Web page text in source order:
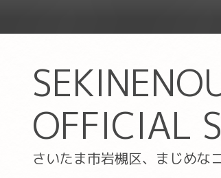
OFFICIAL
さいたま市岩槻区、まじめな